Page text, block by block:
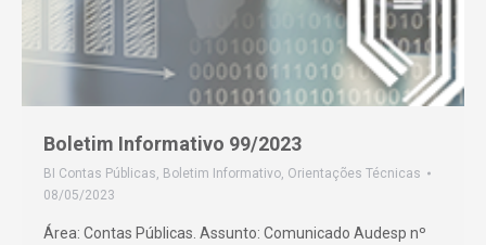
Boletim Informativo 99/2023
BI Contas Públicas, Boletim Informativo, Orientações Técnicas
08/05/2023
Área: Contas Públicas. Assunto: Comunicado Audesp nº